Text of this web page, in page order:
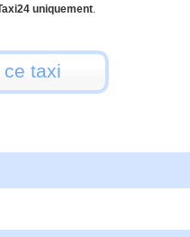
uniquement.
ce taxi